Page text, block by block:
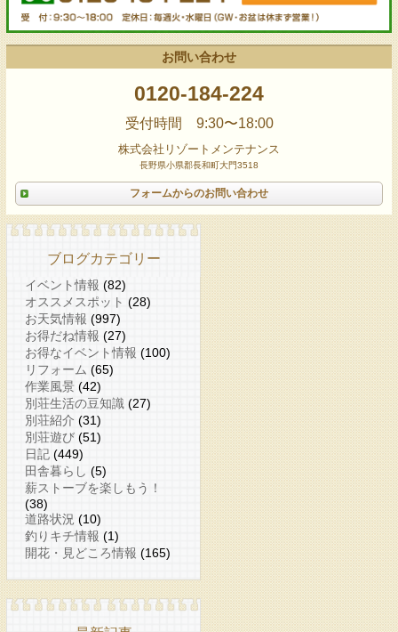
お問い合わせ
0120-184-224
受付時間 9:30〜18:00
株式会社リゾートメンテナンス
長野県小県郡長和町大門3518
フォームからのお問い合わせ
ブログカテゴリー
イベント情報 (82)
オススメスポット (28)
お天気情報 (997)
お得だね情報 (27)
お得なイベント情報 (100)
リフォーム (65)
作業風景 (42)
別荘生活の豆知識 (27)
別荘紹介 (31)
別荘遊び (51)
日記 (449)
田舎暮らし (5)
薪ストーブを楽しもう！
(38)
道路状況 (10)
釣りキチ情報 (1)
開花・見どころ情報 (165)